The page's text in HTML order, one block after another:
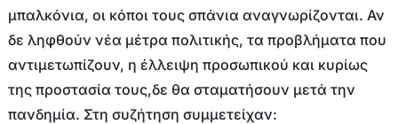
μπαλκόνια, οι κόποι τους σπάνια αναγνωρίζονται. Αν
δε ληφθούν νέα μέτρα πολιτικής, τα προβλήματα που
αντιμετωπίζουν, η έλλειψη προσωπικού και κυρίως
της προστασία τους,δε θα σταματήσουν μετά την
πανδημία. Στη συζήτηση συμμετείχαν: